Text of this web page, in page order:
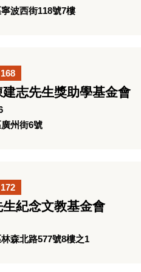
波西街118號7樓
志先生獎助學基金會
州街6號
紀念文教基金會
森北路577號8樓之1